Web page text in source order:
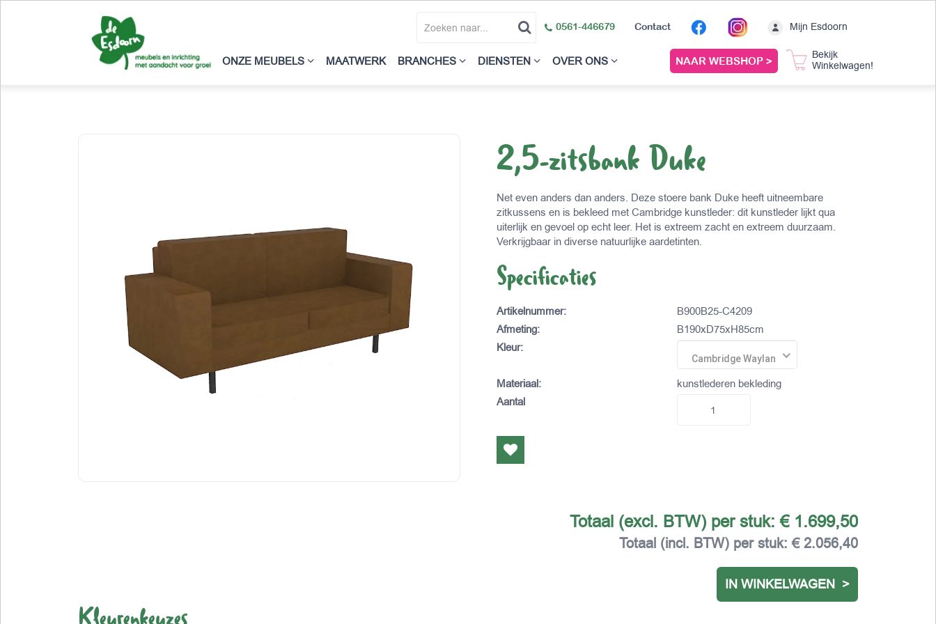
0561-446679 Contact Mijn Esdoorn
ONZE MEUBELS MAATWERK BRANCHES DIENSTEN OVER ONS NAAR WEBSHOP >
Bekijk
Winkelwagen!
2,5-zitsbank Duke
Net even anders dan anders. Deze stoere bank Duke heeft uitneembare
zitkussens en is bekleed met Cambridge kunstleder: dit kunstleder lijkt qua
uiterlijk en gevoel op echt leer. Het is extreem zacht en extreem duurzaam.
Verkrijgbaar in diverse natuurlijke aardetinten.
Specificaties
Artikelnummer:
B900B25-C4209
Afmeting:
B190xD75xH85cm
Kleur:
Cambridge Waylan
Materiaal:
kunstlederen bekleding
Aantal
Totaal (excl. BTW) per stuk:€ 1.699,50
Totaal (incl. BTW) per stuk:€ 2.056,40
IN WINKELWAGEN >
Kleurenkeuzes